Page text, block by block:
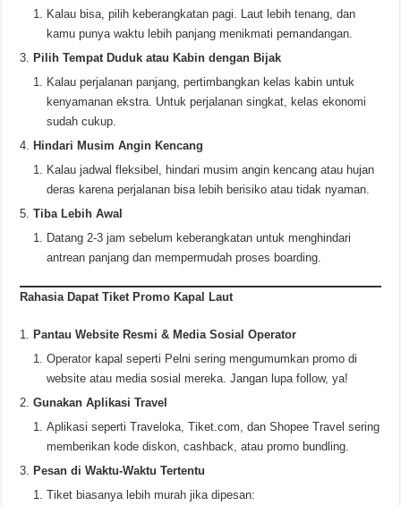
Kalau bisa, pilih keberangkatan pagi. Laut lebih tenang, dan
kamu punya waktu lebih panjang menikmati pemandangan.
Pilih Tempat Duduk atau Kabin dengan Bijak
Kalau perjalanan panjang, pertimbangkan kelas kabin untuk
kenyamanan ekstra. Untuk perjalanan singkat, kelas ekonomi
sudah cukup.
Hindari Musim Angin Kencang
Kalau jadwal fleksibel, hindari musim angin kencang atau hujan
deras karena perjalanan bisa lebih berisiko atau tidak nyaman.
Tiba Lebih Awal
Datang 2-3 jam sebelum keberangkatan untuk menghindari
antrean panjang dan mempermudah proses boarding.
Rahasia Dapat Tiket Promo Kapal Laut
Pantau Website Resmi & Media Sosial Operator
Operator kapal seperti Pelni sering mengumumkan promo di
website atau media sosial mereka. Jangan lupa follow, ya!
Gunakan Aplikasi Travel
Aplikasi seperti Traveloka, Tiket.com, dan Shopee Travel sering
memberikan kode diskon, cashback, atau promo bundling.
Pesan di Waktu-Waktu Tertentu
Tiket biasanya lebih murah jika dipesan: